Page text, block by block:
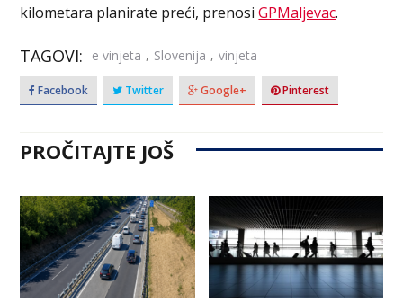
kilometara planirate preći, prenosiGPMaljevac.
TAGOVI: e vinjeta , Slovenija , vinjeta
Facebook Twitter Google+ Pinterest
PROČITAJTE JOŠ